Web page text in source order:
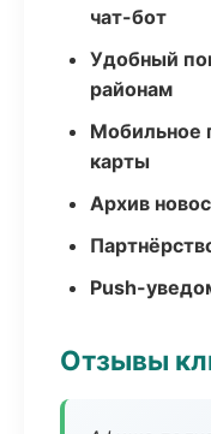
чат-бот
Удобный
районам
Мобильное
карты
Архив
Push-
Отзывы